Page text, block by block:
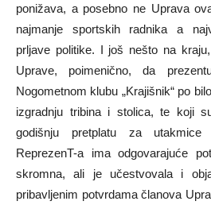
ponižava, a posebno ne Uprava
najmanje sportskih radnika a
prljave politike. I još nešto na
Uprave, poimenično, da
Nogometnom klubu „Krajišnik“ po
izgradnju tribina i stolica, te koji
godišnju pretplatu za utakmice
ReprezenT-a ima odgovarajuće
skromna, ali je učestvovala i
pribavljenim potvrdama članova